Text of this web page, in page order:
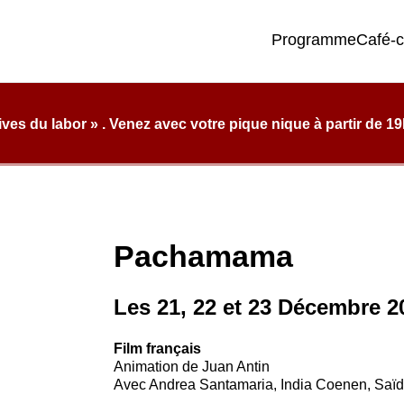
ProgrammeCafé-
Pachamama
Les 21, 22 et 23 Décembre
Film français
Animation de Juan Antin
Avec Andrea Santamaria, India Coenen,